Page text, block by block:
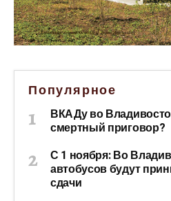
Популярное
ВКАДу во
смертный приговор?
С 1 ноября: Во
автобусов будут
сдачи